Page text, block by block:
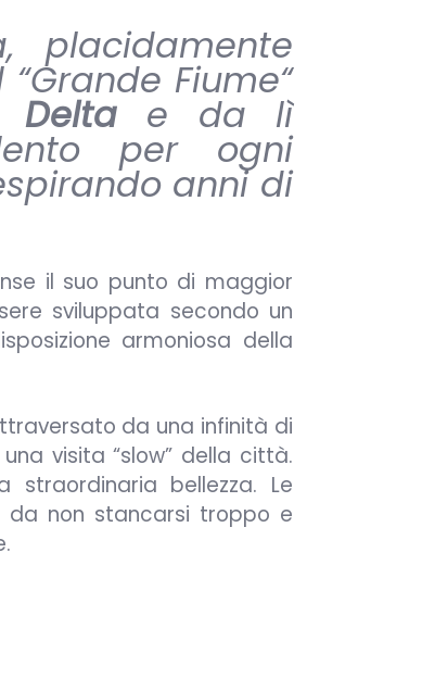
placidamente
“Grande Fiume“
e da lì
per ogni
anni di
il suo punto di maggior
sviluppata secondo un
armoniosa della
da una infinità di
visita “slow” della città.
bellezza. Le
da non stancarsi troppo e